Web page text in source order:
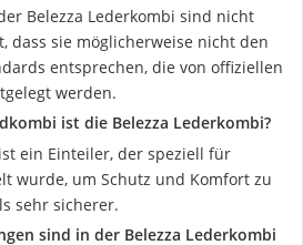
Belezza Lederkombi sind nicht
dass sie möglicherweise nicht den
entsprechen, die von offiziellen
werden.
ist die Belezza Lederkombi?
ein Einteiler, der speziell für
wurde, um Schutz und Komfort zu
sehr sicherer.
sind in der Belezza Lederkombi